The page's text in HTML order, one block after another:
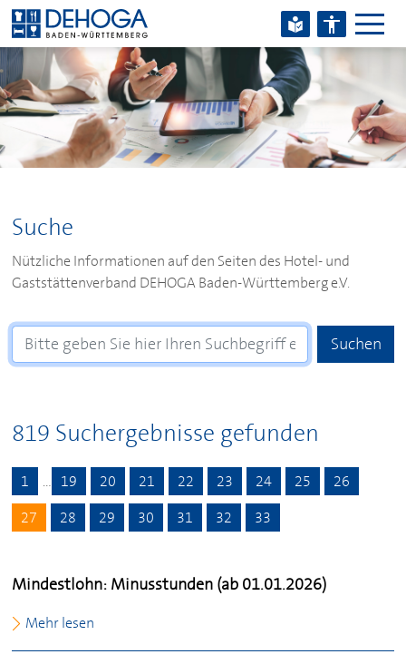
Zum Hauptinhalt springen
Zum Footerinhalt springen
Suche
Nützliche Informationen auf den Seiten des Hotel- und
Gaststättenverband DEHOGABaden-Württemberg e.V.
819 Suchergebnisse gefunden
1 … 19 20 21 22 23 24 25
26
27
28 29 30 31 32 33
Mindestlohn: Minusstunden (ab 01.01.2026)
Mehr lesen